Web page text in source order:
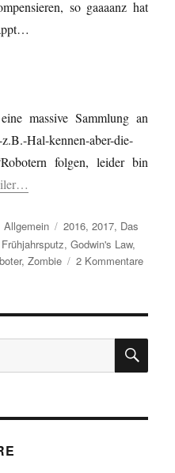
so gaaaanz hat
massive Sammlung an
Hal-kennen-aber-die-
folgen, leider bin
Kategorien
Allgemein Schlagwörter
2016,2017, Das
Frühjahrsputz,Godwin's Law,
,Zombie 2 Kommentarezu